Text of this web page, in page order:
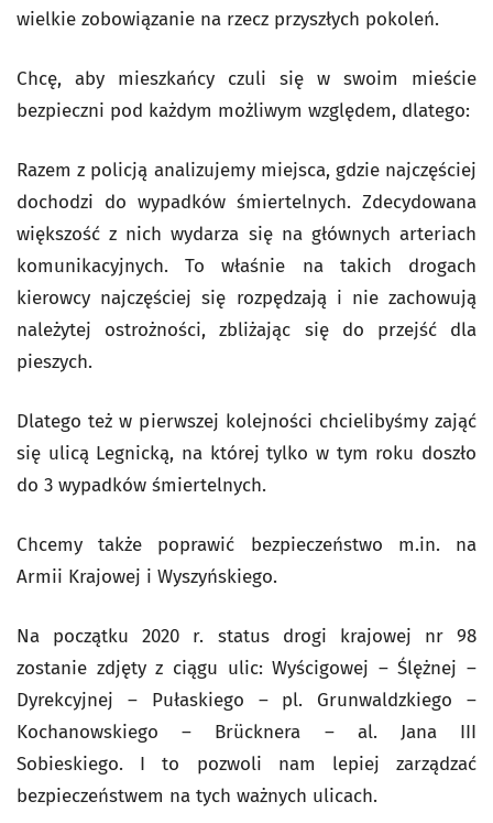
wielkie zobowiązanie na rzecz przyszłych pokoleń.
Chcę, aby mieszkańcy czuli się w swoim mieście
bezpieczni pod każdym możliwym względem, dlatego:
Razem z policją analizujemy miejsca, gdzie najczęściej
dochodzi do wypadków śmiertelnych. Zdecydowana
większość z nich wydarza się na głównych arteriach
komunikacyjnych. To właśnie na takich drogach
kierowcy najczęściej się rozpędzają i nie zachowują
należytej ostrożności, zbliżając się do przejść dla
pieszych.
Dlatego też w pierwszej kolejności chcielibyśmy zająć
się ulicą Legnicką, na której tylko w tym roku doszło
do 3 wypadków śmiertelnych.
Chcemy także poprawić bezpieczeństwo m.in. na
Armii Krajowej i Wyszyńskiego.
Na początku 2020 r. status drogi krajowej nr 98
zostanie zdjęty z ciągu ulic: Wyścigowej – Ślężnej –
Dyrekcyjnej – Pułaskiego – pl. Grunwaldzkiego –
Kochanowskiego – Brücknera – al. Jana III
Sobieskiego. I to pozwoli nam lepiej zarządzać
bezpieczeństwem na tych ważnych ulicach.